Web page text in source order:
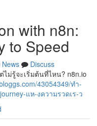
with n8n:
to Speed
News
Discuss
ม่รู้จะเริ่มต้นที่ไหน? n8n.io
43054349/ทำ-
แห-งความรวดเร-ว